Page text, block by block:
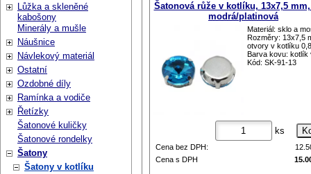
Šatonová růže v kotlíku, 13x7,5
modrá/platinová
Materiál: sklo a
Rozměry: 13x7,5
otvory v kotlíku
Barva kovu: kotlík
Kód: SK-91-13
ks
Cena bez DPH:
Cena s DPH
Lůžka a skleněné
kabošony
Minerály a mušle
Náušnice
Návlekový materiál
Ostatní
Ozdobné díly
Ramínka a vodiče
Řetízky
Šatonové kuličky
Šatonové rondelky
Šatony
Šatony v kotlíku